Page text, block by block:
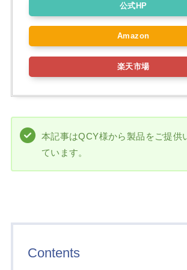
公式HP
Amazon
楽天市場
本記事はQCY様から製品をご提供
ています。
Contents